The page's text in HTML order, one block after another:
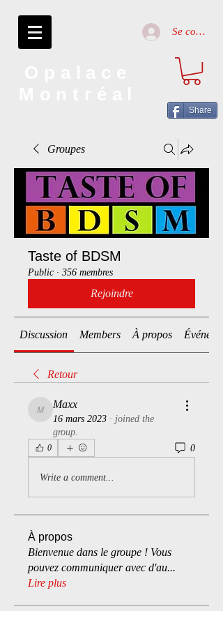
Se connecter
Share
Groupes
Taste of BDSM
Public · 356 membres
Rejoindre
Discussion Members À propos
Retour
Maxx
Maxx
16 mars 2023 · joined the
group.
0 0
Write a comment...
À propos
Bienvenue dans le groupe ! Vous
pouvez communiquer avec d'au...
Lire plus